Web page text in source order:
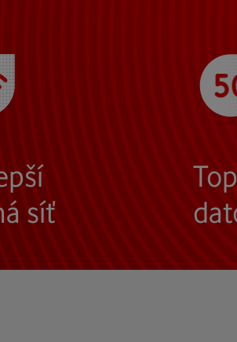
síť